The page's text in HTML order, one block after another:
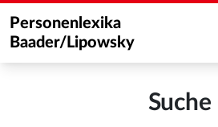
Personenlexika
Baader/Lipowsky
Suche